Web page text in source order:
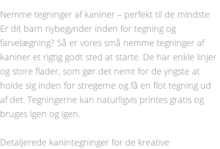
Nemme tegninger af kaniner – perfekt til de mindste
Er dit barn nybegynder inden for tegning og
farvelægning? Så er vores små nemme tegninger af
kaniner et rigtig godt sted at starte. De har enkle linjer
og store flader, som gør det nemt for de yngste at
holde sig inden for stregerne og få en flot tegning ud
af det. Tegningerne kan naturligvis printes gratis og
bruges igen og igen.
Detaljerede kanintegninger for de kreative